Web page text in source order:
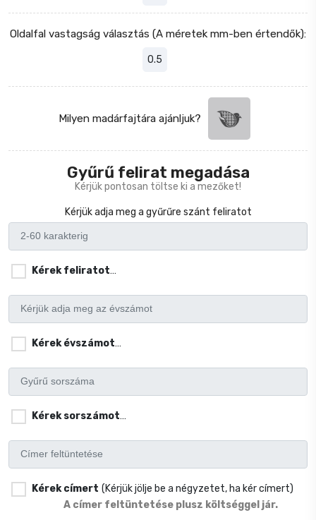
Oldalfal vastagság választás (A méretek mm-ben értendők):
0.5
Milyen madárfajtára ajánljuk?
Gyűrű felirat megadása
Kérjük pontosan töltse ki a mezőket!
Kérjük adja meg a gyűrűre szánt feliratot
Kérek feliratot(Kérjük jölje be a négyzetet, ha kér gyűrű
Kérek évszámot(Kérjük jölje be a négyzetet, ha kér
Kérek sorszámot(Kérjük jölje be a négyzetet, ha kér
Kérek címert (Kérjük jölje be a négyzetet, ha kér címert)
A címer feltüntetése plusz költséggel jár.